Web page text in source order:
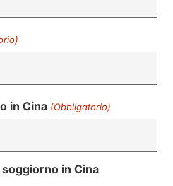
in Cina (Obbligatorio)
in Cina